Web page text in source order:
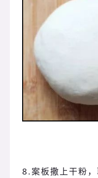
8.案板撒上干粉